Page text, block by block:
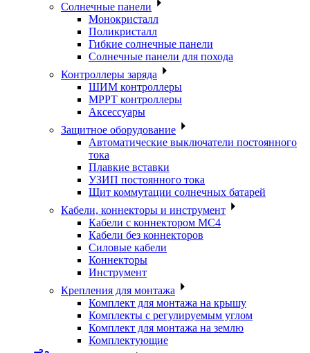
Солнечные панели
Монокристалл
Поликристалл
Гибкие солнечные панели
Солнечные панели для похода
Контроллеры заряда
ШИМ контроллеры
МРРТ контроллеры
Аксессуары
Защитное оборудование
Автоматические выключатели постоянного
тока
Плавкие вставки
УЗИП постоянного тока
Щит коммутации солнечных батарей
Кабели, коннекторы и инструмент
Кабели с коннектором МС4
Кабели без коннекторов
Силовые кабели
Коннекторы
Инструмент
Крепления для монтажа
Комплект для монтажа на крышу
Комплекты с регулируемым углом
Комплект для монтажа на землю
Комплектующие